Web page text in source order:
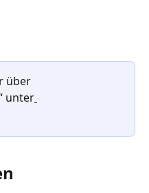
über
unter